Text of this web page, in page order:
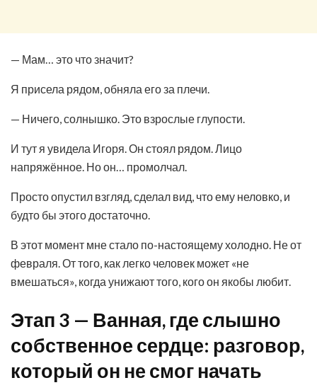
— Мам… это что значит?
Я присела рядом, обняла его за плечи.
— Ничего, солнышко. Это взрослые глупости.
И тут я увидела Игоря. Он стоял рядом. Лицо
напряжённое. Но он… промолчал.
Просто опустил взгляд, сделал вид, что ему неловко, и
будто бы этого достаточно.
В этот момент мне стало по-настоящему холодно. Не от
февраля. От того, как легко человек может «не
вмешаться», когда унижают того, кого он якобы любит.
Этап 3 — Ванная, где слышно
собственное сердце: разговор,
который он не смог начать